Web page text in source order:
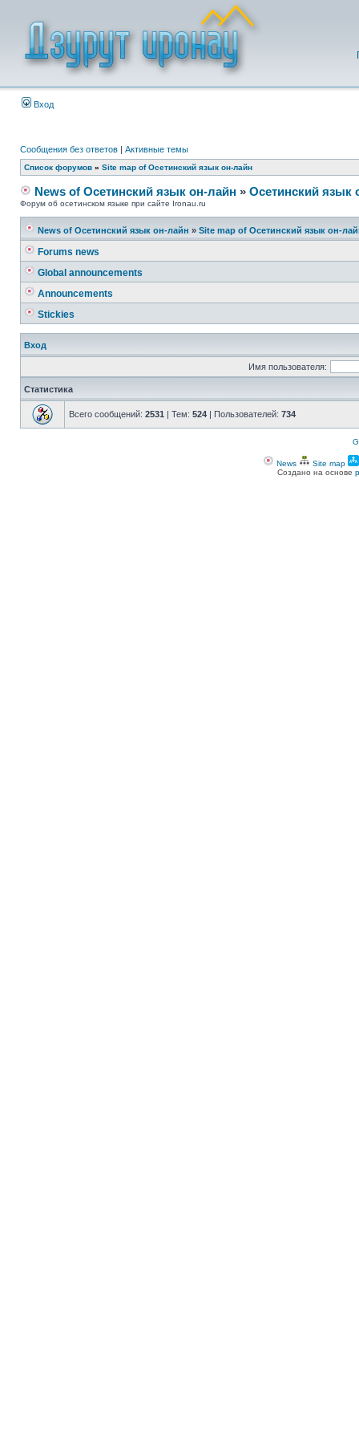
Вход
Сообщения без ответов | Активные темы
Список форумов » Site map of Осетинский язык он-лайн
News of Осетинский язык он-лайн » Осетинский язык
Форум об осетинском языке при сайте Ironau.ru
News of Осетинский язык он-лайн » Site map of Осетинский язык он-
Forums news
Global announcements
Announcements
Stickies
Вход
Имя пользователя:
Статистика
Всего сообщений: 2531 | Тем: 524 | Пользователей: 734
News Site map
Создано на основе